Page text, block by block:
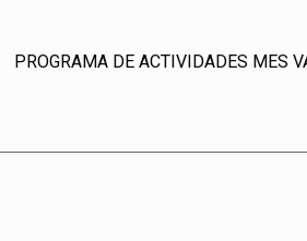
PROGRAMA DE ACTIVIDADES MES